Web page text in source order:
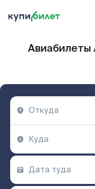
Авиабилеты